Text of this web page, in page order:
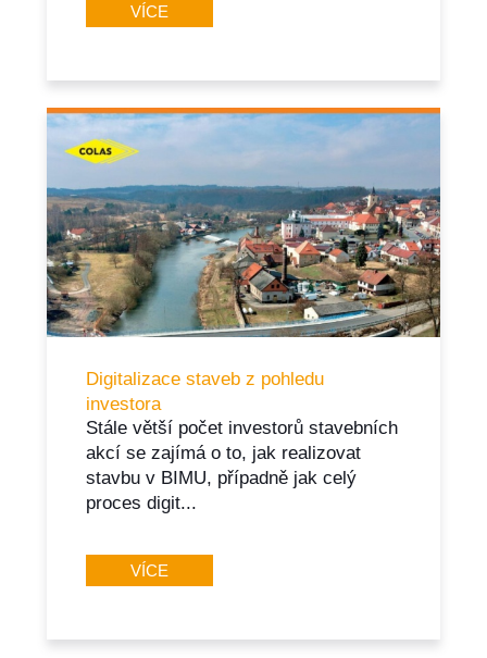
VÍCE
Digitalizace staveb z pohledu
investora
Stále větší počet investorů stavebních
akcí se zajímá o to, jak realizovat
stavbu v BIMU, případně jak celý
proces digit...
VÍCE